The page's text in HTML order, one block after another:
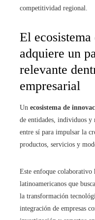
competitividad regional.
El
adquiere un
relevante
empresarial
Un ecosistema de
de entidades, individuos y
entre sí para impulsar la
productos, servicios y
Este enfoque colaborativo
latinoamericanos que
la transformación
integración de empresas